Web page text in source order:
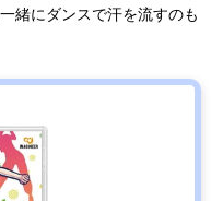
緒にダンスで汗を流すのも